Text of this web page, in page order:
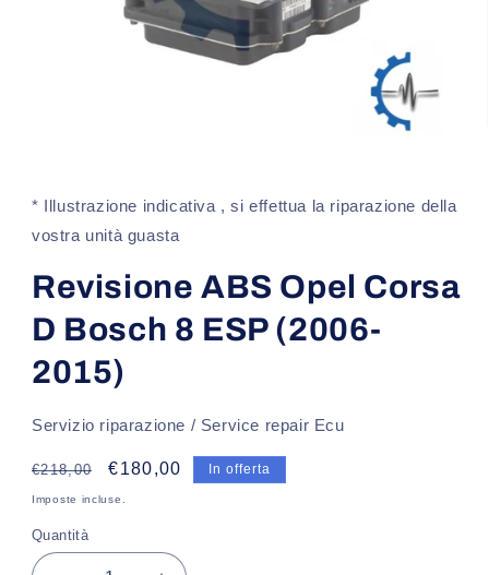
1
finestra
* Illustrazione indicativa , si effettua la riparazione della
vostra unità guasta
Revisione ABS Opel Corsa
D Bosch 8 ESP (2006-
2015)
Servizio riparazione / Service repair Ecu
Prezzo
di
€218,00
Prezzo
scontato
€180,00 In offerta
Imposte incluse.
Quantità